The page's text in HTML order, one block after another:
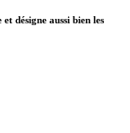
désigne aussi bien les